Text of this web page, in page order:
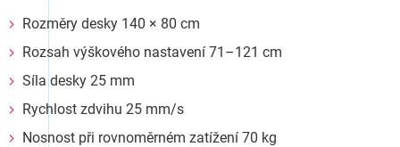
Rozměry desky 140 × 80 cm
Rozsah výškového nastavení 71–121 cm
Síla desky 25 mm
Rychlost zdvihu 25 mm/s
Nosnost při rovnoměrném zatížení 70 kg